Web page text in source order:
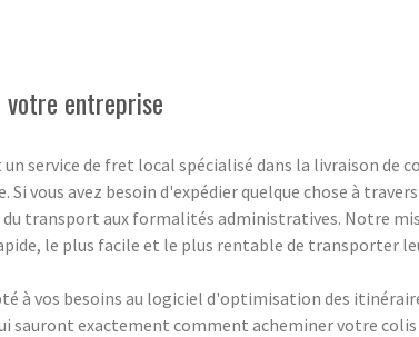
entreprise
un service de fret local spécialisé dans la livraison de
vous avez besoin d'expédier quelque chose à
du transport aux formalités administratives. Notre
le plus facile et le plus rentable de transporter
à vos besoins au logiciel d'optimisation des
sauront exactement comment acheminer votre colis